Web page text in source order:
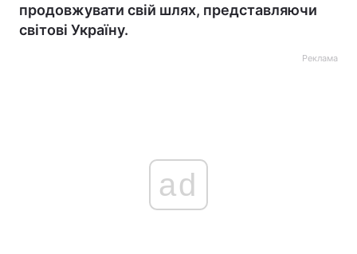
продовжувати свій шлях, представляючи
світові Україну.
Реклама
ad